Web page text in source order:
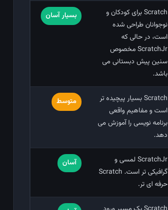
Scratch برای کودکان و
نوجوانان طراحی شده
است، در حالی که
ScratchJr مخصوص
سنین پیش ‌دبستانی می
باشد.
بسیار آسان
Scratch بسیار پیچیده ‌تر
است و مفاهیم واقعی
برنامه ‌نویسی را آموزش می‌
دهد.
متوسط
ScratchJr لمسی و
گرافیکی ‌تر است. Scratch
حرفه ‌ای ‌تر.
آسان